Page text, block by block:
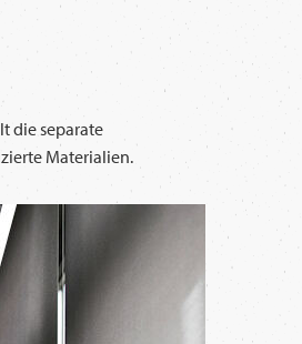
die separate
Materialien.